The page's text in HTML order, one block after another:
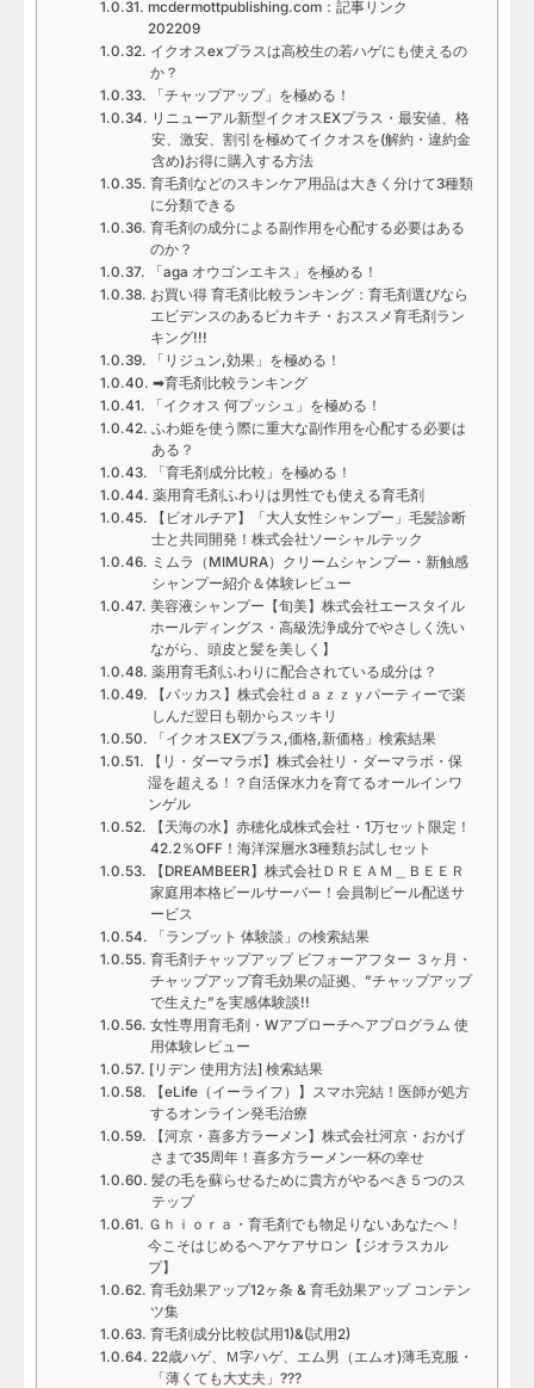
mcdermottpublishing.com：記事リンク
202209
イクオスexプラスは高校生の若ハゲにも使えるの
か？
「チャップアップ」を極める！
リニューアル新型イクオスEXプラス・最安値、格
安、激安、割引を極めてイクオスを(解約・違約金
含め)お得に購入する方法
育毛剤などのスキンケア用品は大きく分けて3種類
に分類できる
育毛剤の成分による副作用を心配する必要はある
のか？
「aga オウゴンエキス」を極める！
お買い得 育毛剤比較ランキング：育毛剤選びなら
エビデンスのあるピカキチ・おススメ育毛剤ラン
キング!!!
「リジュン,効果」を極める！
➡育毛剤比較ランキング
「イクオス 何プッシュ」を極める！
ふわ姫を使う際に重大な副作用を心配する必要は
ある？
「育毛剤成分比較」を極める！
薬用育毛剤ふわりは男性でも使える育毛剤
【ビオルチア】「大人女性シャンプー」毛髪診断
士と共同開発！株式会社ソーシャルテック
ミムラ（MIMURA）クリームシャンプー・新触感
シャンプー紹介＆体験レビュー
美容液シャンプー【旬美】株式会社エースタイル
ホールディングス・高級洗浄成分でやさしく洗い
ながら、頭皮と髪を美しく】
薬用育毛剤ふわりに配合されている成分は？
【バッカス】株式会社ｄａｚｚｙパーティーで楽
しんだ翌日も朝からスッキリ
「イクオスEXプラス,価格,新価格」検索結果
【リ・ダーマラボ】株式会社リ・ダーマラボ・保
湿を超える！？自活保水力を育てるオールインワ
ンゲル
【天海の水】赤穂化成株式会社・1万セット限定！
42.2％OFF！海洋深層水3種類お試しセット
【DREAMBEER】株式会社ＤＲＥＡＭ＿ＢＥＥＲ
家庭用本格ビールサーバー！会員制ビール配送サ
ービス
「ランブット 体験談」の検索結果
育毛剤チャップアップ ビフォーアフター ３ヶ月・
チャップアップ育毛効果の証拠、”チャップアップ
で生えた”を実感体験談!!
女性専用育毛剤・Wアプローチヘアプログラム 使
用体験レビュー
[リデン 使用方法] 検索結果
【eLife（イーライフ）】スマホ完結！医師が処方
するオンライン発毛治療
【河京・喜多方ラーメン】株式会社河京・おかげ
さまで35周年！喜多方ラーメン一杯の幸せ
髪の毛を蘇らせるために貴方がやるべき５つのス
テップ
Ｇｈｉｏｒａ・育毛剤でも物足りないあなたへ！
今こそはじめるヘアケアサロン【ジオラスカル
プ】
育毛効果アップ12ヶ条 & 育毛効果アップ コンテン
ツ集
育毛剤成分比較(試用1)&(試用2)
22歳ハゲ、Ｍ字ハゲ、エム男（エムオ)薄毛克服・
「薄くても大丈夫」???